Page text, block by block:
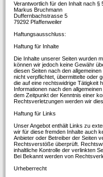
Verantwortlich für den Inhalt nach §
Markus Bruchmann
Duffernbachstrasse 5
79292 Pfaffenweiler
Haftungsausschluss:
Haftung für Inhalte
Die Inhalte unserer Seiten wurden
können wir jedoch keine Gewähr
diesen Seiten nach den
nicht verpflichtet, übermittelte oder
die auf eine rechtswidrige Tätigkeit
Informationen nach den
dem Zeitpunkt der Kenntnis einer
Rechtsverletzungen werden wir
Haftung für Links
Unser Angebot enthält Links zu
wir für diese fremden Inhalte auch
Anbieter oder Betreiber der Seiten
Rechtsverstöße überprüft.
inhaltliche Kontrolle der verlinkten
Bei Bekannt werden von
Urheberrecht